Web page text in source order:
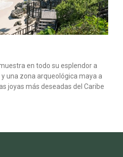
en todo su esplendor a
una zona arqueológica maya a
joyas más deseadas del Caribe